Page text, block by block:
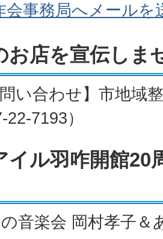
会事務局へメールを
お店を宣伝しま
問い合わせ】市地域
7193）
イル羽咋開館20
音楽会 岡村孝子＆